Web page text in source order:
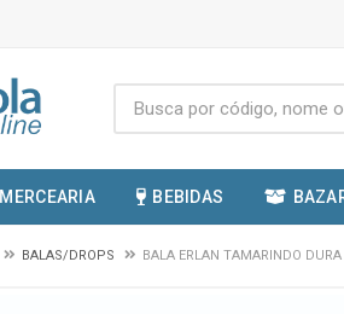
MERCEARIA BEBIDAS
BALAS/DROPS BALA ERLAN TAMARINDO DURA